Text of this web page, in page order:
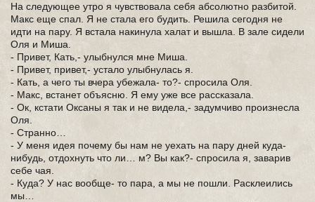
На следующее утро я чувствовала себя абсолютно разбитой.
Макс еще спал. Я не стала его будить. Решила сегодня не
идти на пару. Я встала накинула халат и вышла. В зале сидели
Оля и Миша.
- Привет, Кать,- улыбнулся мне Миша.
- Привет, привет,- устало улыбнулась я.
- Кать, а чего ты вчера убежала- то?- спросила Оля.
- Макс, встанет объясню. Я ему уже все рассказала.
- Ок, кстати Оксаны я так и не видела,- задумчиво произнесла
Оля.
- Странно…
- У меня идея почему бы нам не уехать на пару дней куда-
нибудь, отдохнуть что ли… м? Вы как?- спросила я, заварив
себе чая.
- Куда? У нас вообще- то пара, а мы не пошли. Расклеились
мы…